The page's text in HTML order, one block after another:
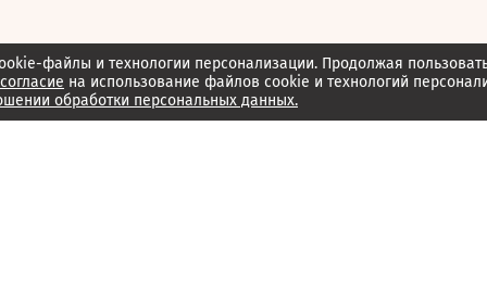
файлы и технологии персонализации. Продолжая
согласие на использование файлов cookie и технологий
обработки персональных данных.